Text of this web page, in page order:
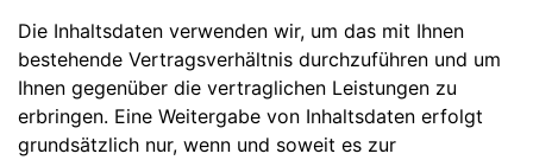
Die Inhaltsdaten verwenden wir, um das mit Ihnen
bestehende Vertragsverhältnis durchzuführen und um
Ihnen gegenüber die vertraglichen Leistungen zu
erbringen. Eine Weitergabe von Inhaltsdaten erfolgt
grundsätzlich nur, wenn und soweit es zur